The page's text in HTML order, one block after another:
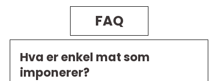
FAQ
Hva er enkel mat som
imponerer?